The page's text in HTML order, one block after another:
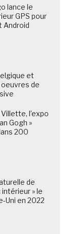
lance le
GPS pour
Android
et
de
l’expo
Gogh »
200
de
» le
Uni en 2022